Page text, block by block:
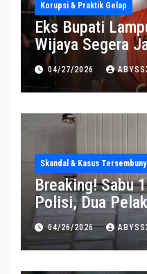
Korupsi & Praktik Gelap
Eks Bupati
Wijaya Segera
Soroti
04/27/2026
Skandal & Kasus
Breaking! Sabu
Polisi, Dua
Operasi
04/26/2026